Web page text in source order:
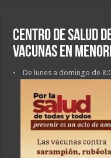
Centro de salud
vacunas en
• De lunes a domingo de